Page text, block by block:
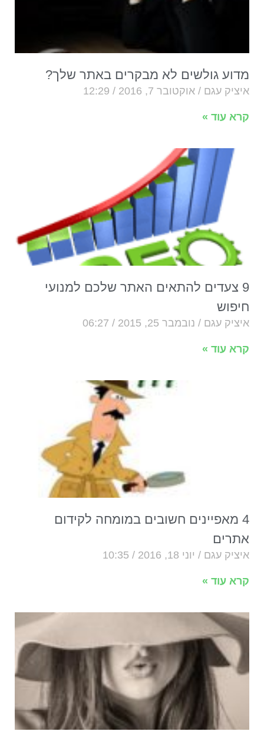
מדוע גולשים לא מבקרים באתר שלך?
איציק עגם אוקטובר 7, 2016
קרא עוד »
9 צעדים להתאים האתר שלכם למנועי
חיפוש
איציק עגם נובמבר 25, 2015
קרא עוד »
4 מאפיינים חשובים במומחה לקידום
אתרים
איציק עגם יוני 18, 2016
קרא עוד »